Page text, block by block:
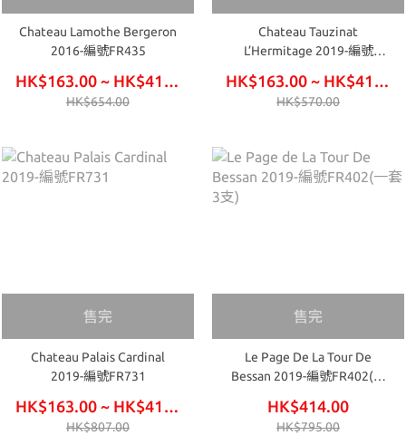
Chateau Lamothe Bergeron
2016-編號FR435
HK$163.00 ~ HK$414.00
HK$654.00
Chateau Tauzinat
L’Hermitage 2019-編號
HK$163.00 ~ HK$414.00
HK$570.00
售完
Chateau Palais Cardinal
2019-編號FR731
HK$163.00 ~ HK$414.00
HK$807.00
售完
Le Page De La Tour De
Bessan 2019-編號FR402(一
HK$414.00
HK$795.00